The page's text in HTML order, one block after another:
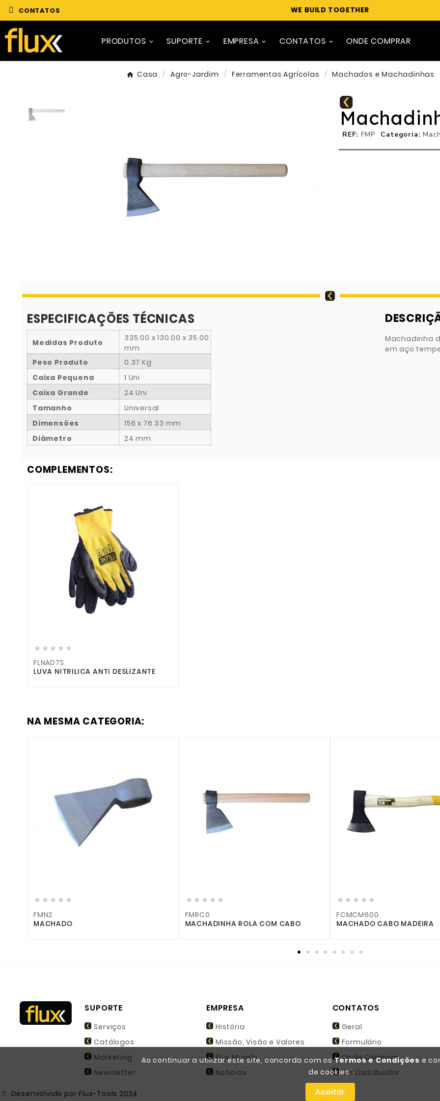
Ao continuar a utilizar este site, concorda com osTermos e Condições e
de cookies.
Aceitar
CONTATOS WE BUILD TOGETHER
PRODUTOS SUPORTE EMPRESA CONTATOS ONDE COMPRAR
Casa Agro-Jardim Ferramentas Agrícolas Machados e Machadinhas
REF FMP Categoria
ESPECIFICAÇÕES TÉCNICAS
Medidas Produto
335.00 x 130.00 x 35.00
mm
Peso Produto
0.37 Kg
Caixa Pequena
1 Uni
Caixa Grande
24 Uni
Tamanho
Universal
Dimensões
156 x 76 33 mm
Diâmetro
24 mm
Machadinha
em aço
COMPLEMENTOS:
    
FLNAD7S
LUVA NITRILICA ANTI DESLIZANTE
NA MESMA CATEGORIA:
    
FMN2
MACHADO
    
FMRC0
MACHADINHA ROLA COM CABO
    
FCMCM600
MACHADO CABO MADEIRA
SUPORTE
Serviços
Catálogos
Marketing
Newsletter
EMPRESA
História
Missão, Visão e Valores
Flux Mundo
Noticias
CONTATOS
Geral
Formulário
Onde Comprar
Ser Distribuidor
Desenvolvido por Flux-Tools 2024